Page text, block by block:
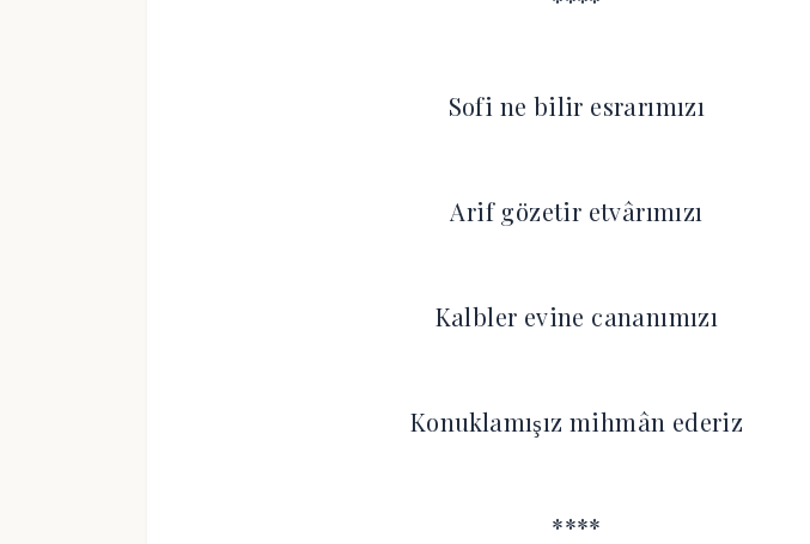
Sofi ne bilir esrarımızı
Arif gözetir etvârımızı
Kalbler evine cananımızı
Konuklamışız mihmân ederiz
****